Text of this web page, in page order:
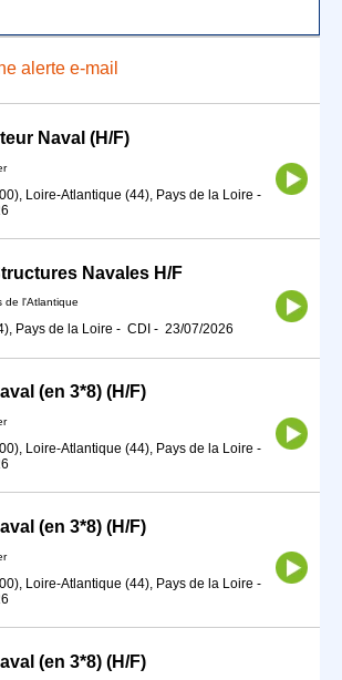
alerte e-mail
Naval (H/F)
Loire-Atlantique (44), Pays de la Loire -
Navales H/F
de l'Atlantique
Pays de la Loire - CDI - 23/07/2026
(en 3*8) (H/F)
Loire-Atlantique (44), Pays de la Loire -
(en 3*8) (H/F)
Loire-Atlantique (44), Pays de la Loire -
(en 3*8) (H/F)